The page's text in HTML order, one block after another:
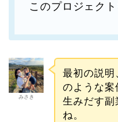
このプロジェク
みさき
最初の説明
のような案
生みだす副
ね。